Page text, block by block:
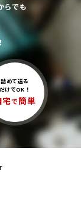
らでも
詰めて送る
だけでOK！
宅で簡単